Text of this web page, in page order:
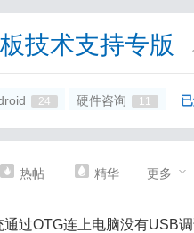
技术支持专版
24 硬件咨询 11
热帖 精华 更多
过OTG连上电脑没有USB